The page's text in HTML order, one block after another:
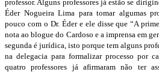
professor. Alguns professores já estão se
Éder Nogueira Lima para tomar algumas
pouco com o Dr. Éder e ele disse que “A
nota ao blogue do Cardoso e a imprensa em
segunda é jurídica, isto porque tem alguns
na delegacia para formalizar processo por
quatro professores já afirmaram não ter